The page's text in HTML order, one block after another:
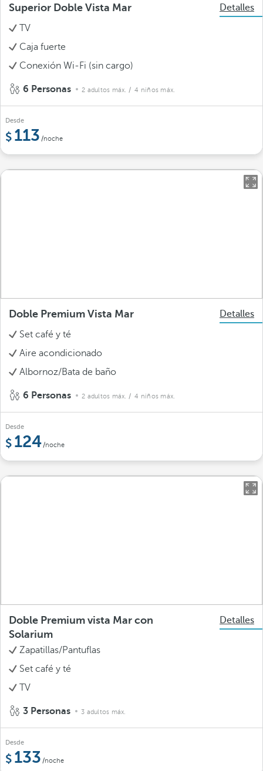
Superior Doble Vista Mar
Detalles
TV
Caja fuerte
Conexión Wi-Fi (sin cargo)
6 Personas 2 adultos máx. / 4 niños máx.
Desde
113 /noche
Doble Premium Vista Mar
Detalles
Set café y té
Aire acondicionado
Albornoz/Bata de baño
6 Personas 2 adultos máx. / 4 niños máx.
Desde
124/noche
Doble Premium vista Mar con
Solarium
Detalles
Zapatillas/Pantuflas
Set café y té
TV
3 Personas 3 adultos máx.
Desde
133 /noche